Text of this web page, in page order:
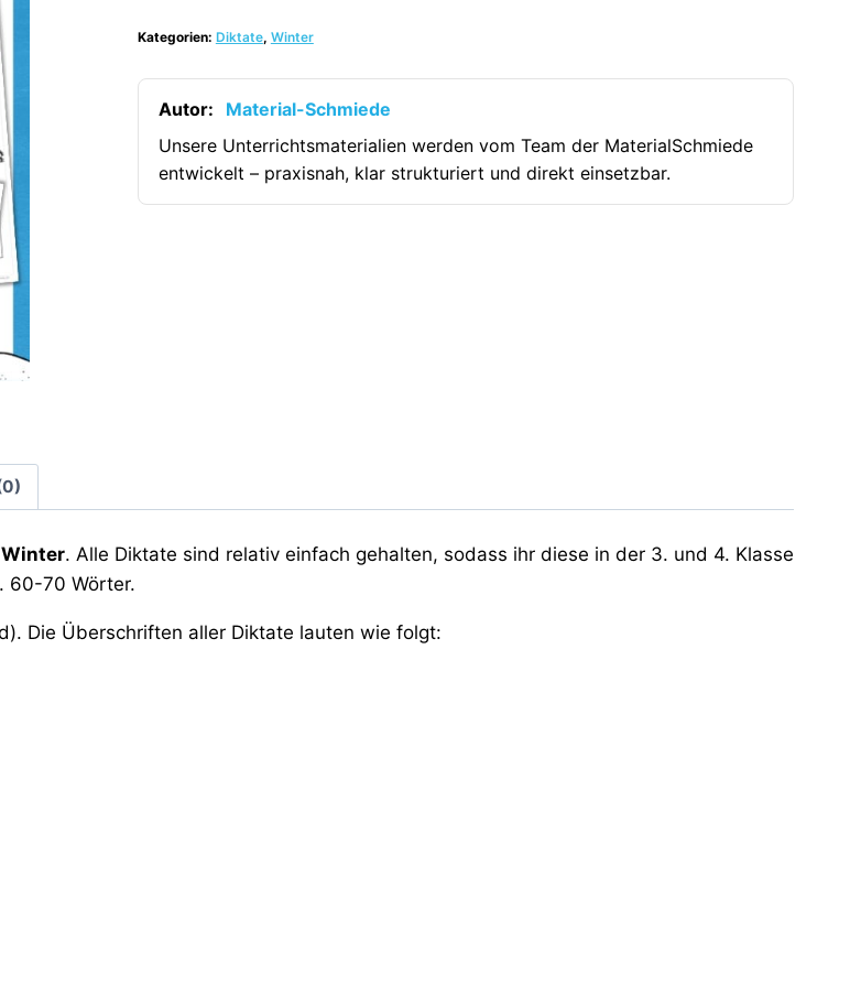
Winter
[Digital]
Menge
Kategorien: Diktate, Winter
Autor:
Material-Schmiede
Unsere Unterrichtsmaterialien werden vom Team der MaterialSchmiede
entwickelt – praxisnah, klar strukturiert und direkt einsetzbar.
. Alle Diktate sind relativ einfach gehalten, sodass ihr diese in der 3. und 4. Klasse
60-70 Wörter.
Die Überschriften aller Diktate lauten wie folgt: